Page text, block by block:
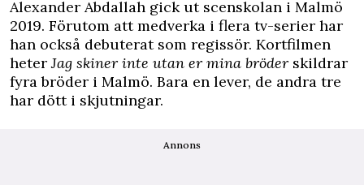
Alexander Abdallah gick ut scenskolan i Malmö
2019. Förutom att medverka i flera tv-serier har
han också debuterat som regissör. Kortfilmen
heterJag skiner inte utan er mina bröder skildrar
fyra bröder i Malmö. Bara en lever, de andra tre
har dött i skjutningar.
Annons